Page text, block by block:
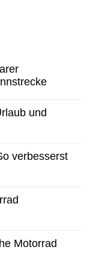
und
verbesserst
Motorrad